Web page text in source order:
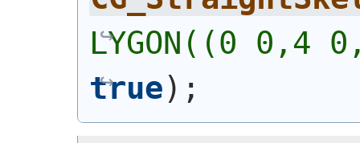
LYGON((0 0,4
true) ;